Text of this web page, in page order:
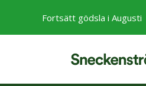
Fortsätt gödsla i Augusti